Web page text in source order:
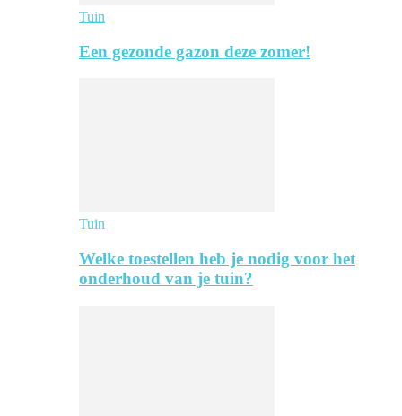
Tuin
Een gezonde gazon deze zomer!
Tuin
Welke toestellen heb je nodig voor het
onderhoud van je tuin?